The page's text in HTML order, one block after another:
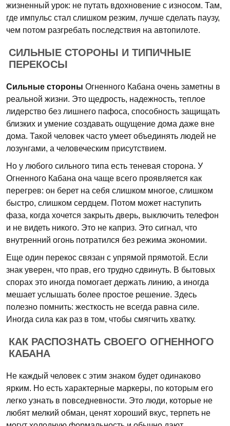
жизненный урок: не путать вдохновение с износом. Там,
где импульс стал слишком резким, лучше сделать паузу,
чем потом разгребать последствия на автопилоте.
СИЛЬНЫЕ СТОРОНЫ И ТИПИЧНЫЕ
ПЕРЕКОСЫ
Сильные стороны Огненного Кабана очень заметны в
реальной жизни. Это щедрость, надежность, теплое
лидерство без лишнего пафоса, способность защищать
близких и умение создавать ощущение дома даже вне
дома. Такой человек часто умеет объединять людей не
лозунгами, а человеческим присутствием.
Но у любого сильного типа есть теневая сторона. У
Огненного Кабана она чаще всего проявляется как
перегрев: он берет на себя слишком многое, слишком
быстро, слишком сердцем. Потом может наступить
фаза, когда хочется закрыть дверь, выключить телефон
и не видеть никого. Это не каприз. Это сигнал, что
внутренний огонь потратился без режима экономии.
Еще один перекос связан с упрямой прямотой. Если
знак уверен, что прав, его трудно сдвинуть. В бытовых
спорах это иногда помогает держать линию, а иногда
мешает услышать более простое решение. Здесь
полезно помнить: жесткость не всегда равна силе.
Иногда сила как раз в том, чтобы смягчить хватку.
КАК РАСПОЗНАТЬ СВОЕГО ОГНЕННОГО
КАБАНА
Не каждый человек с этим знаком будет одинаково
ярким. Но есть характерные маркеры, по которым его
легко узнать в повседневности. Это люди, которые не
любят мелкий обман, ценят хороший вкус, терпеть не